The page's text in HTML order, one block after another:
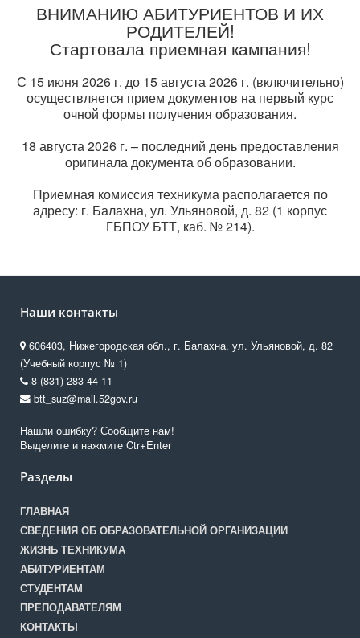
ВНИМАНИЮ АБИТУРИЕНТОВ И ИХ
РОДИТЕЛЕЙ!
Стартовала приемная кампания!
С 15 июня 2026 г. до 15 августа 2026 г. (включительно)
осуществляется прием документов на первый курс
очной формы получения образования.
18 августа 2026 г. – последний день предоставления
оригинала документа об образовании.
Приемная комиссия техникума располагается по
адресу: г. Балахна, ул. Ульяновой, д. 82 (1 корпус
ГБПОУ БТТ, каб. № 214).
Наши контакты
606403, Нижегородская обл., г. Балахна, ул. Ульяновой, д. 82
(Учебный корпус № 1)
8 (831) 283-44-11
btt_suz@mail.52gov.ru
Нашли ошибку? Сообщите нам!
Выделите и нажмите Ctr+Enter
Разделы
ГЛАВНАЯ
СВЕДЕНИЯ ОБ ОБРАЗОВАТЕЛЬНОЙ ОРГАНИЗАЦИИ
ЖИЗНЬ ТЕХНИКУМА
АБИТУРИЕНТАМ
СТУДЕНТАМ
ПРЕПОДАВАТЕЛЯМ
КОНТАКТЫ